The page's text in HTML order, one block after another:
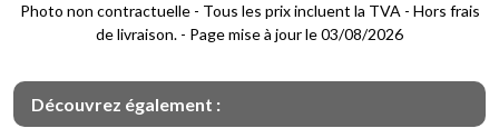
Photo non contractuelle - Tous les prix incluent la TVA - Hors frais
de livraison. - Page mise à jour le 03/08/2026
Découvrez également :